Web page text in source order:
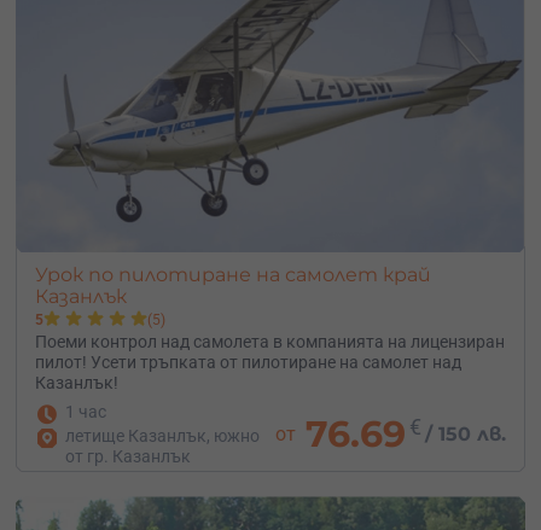
Урок по пилотиране на самолет край
Казанлък
5 (5)
Поеми контрол над самолета в компанията на лицензиран
пилот! Усети тръпката от пилотиране на самолет над
Казанлък!
1 час
летище Казанлък, южно
от гр. Казанлък
от 76.69 € / 150 лв.